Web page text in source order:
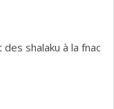
des shalaku à la fnac